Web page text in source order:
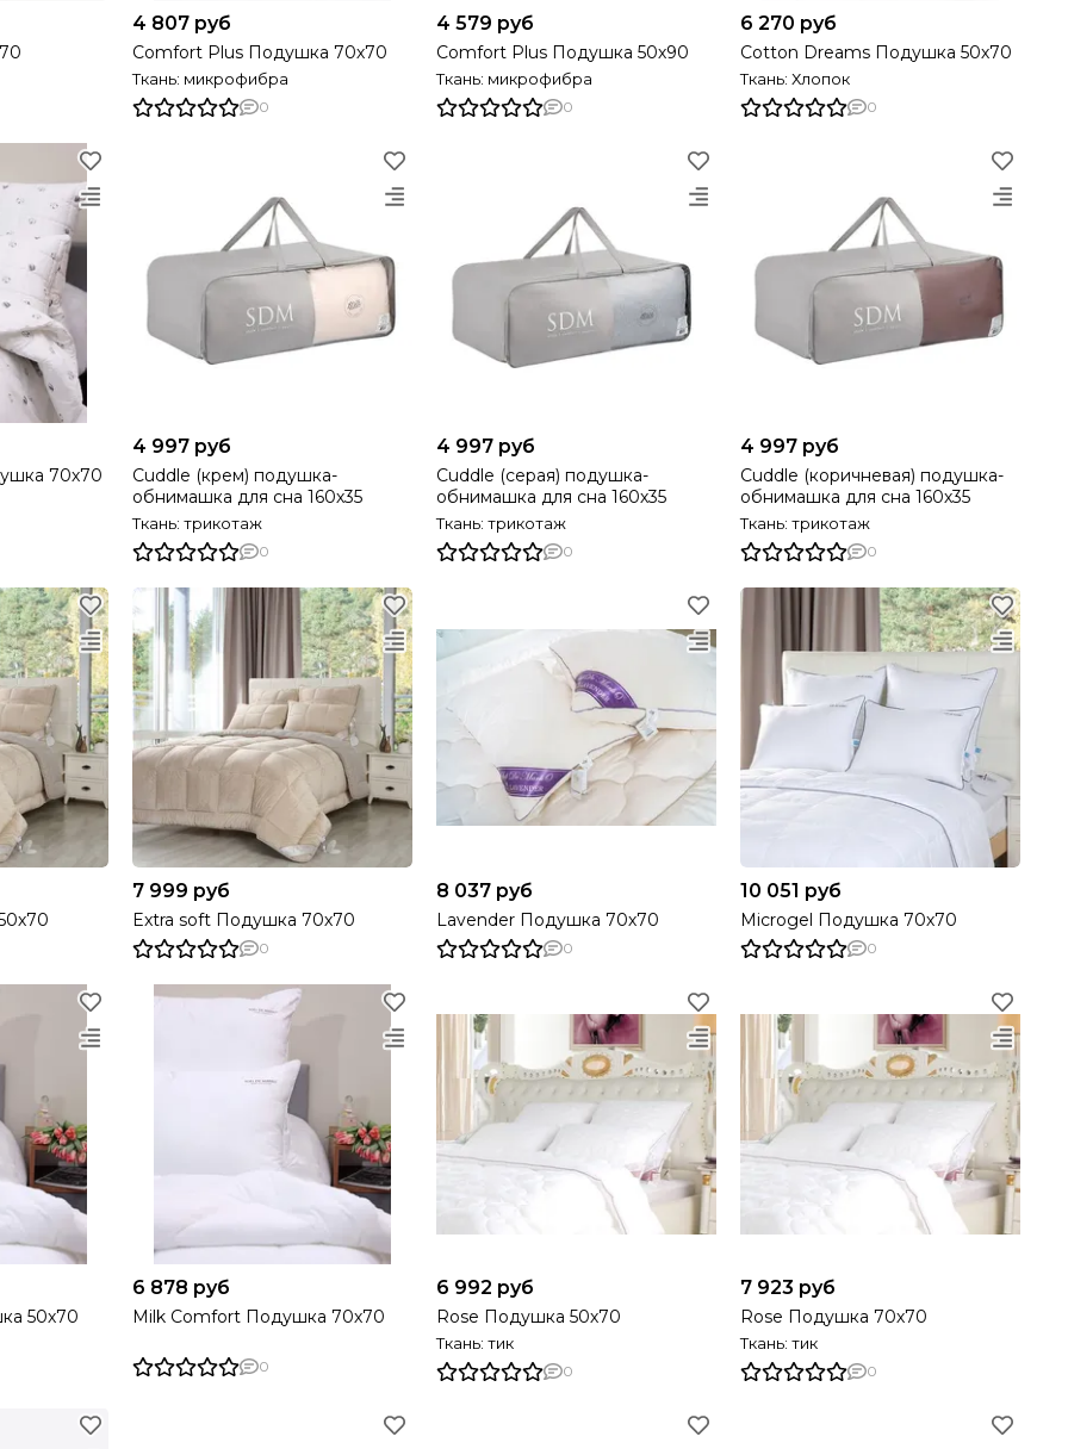
4 807 руб
Comfort Plus Подушка 70х70
Ткань: микрофибра
0
4 579 руб
Comfort Plus Подушка 50х90
Ткань: микрофибра
0
6 270 руб
Cotton Dreams Подушка 50х70
Ткань: Хлопок
0
70х70
4 997 руб
Cuddle (крем) подушка-
обнимашка для сна 160х35
Ткань: трикотаж
0
4 997 руб
Cuddle (серая) подушка-
обнимашка для сна 160х35
Ткань: трикотаж
0
4 997 руб
Cuddle (коричневая) подушка-
обнимашка для сна 160х35
Ткань: трикотаж
0
7 999 руб
Extra soft Подушка 70х70
0
8 037 руб
Lavender Подушка 70х70
0
10 051 руб
Microgel Подушка 70х70
0
50х70
6 878 руб
Milk Comfort Подушка 70х70
0
6 992 руб
Rose Подушка 50х70
Ткань: тик
0
7 923 руб
Rose Подушка 70х70
Ткань: тик
0